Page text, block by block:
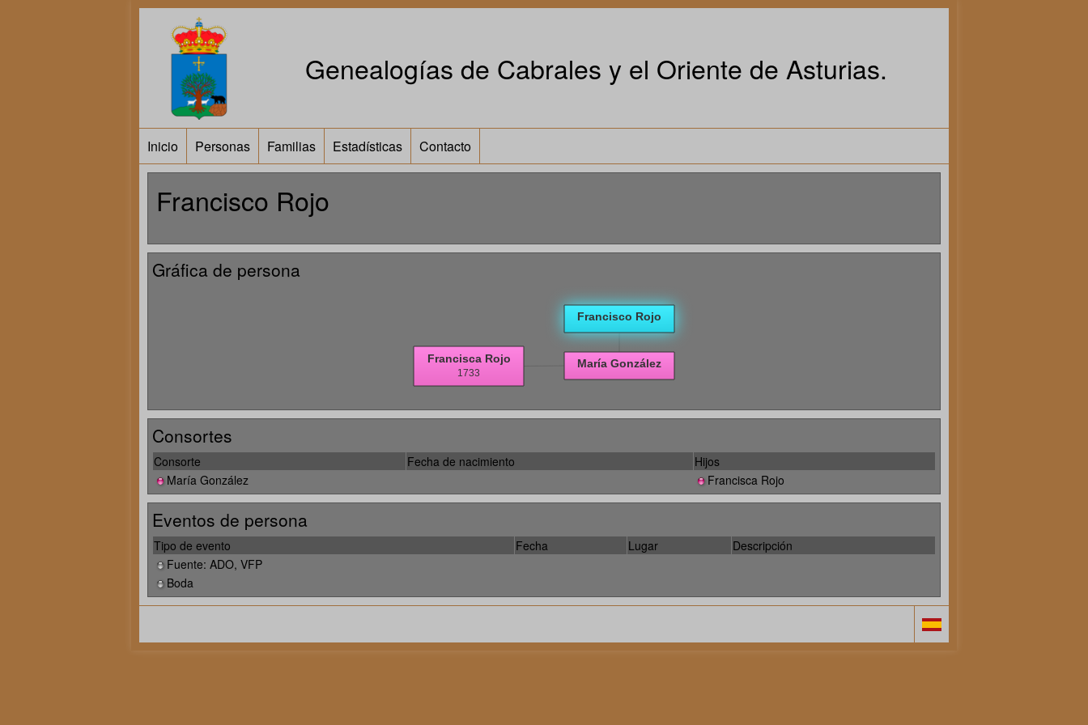
Genealogías de Cabrales y el Oriente de Asturias.
Inicio Personas Familias Estadísticas Contacto
Francisco Rojo
Gráfica de persona
Consortes
Consorte Fecha de nacimiento
Hijos
María González
Francisca Rojo
Eventos de persona
Tipo de evento Fecha Lugar
Descripción
Fuente: ADO, VFP
Boda